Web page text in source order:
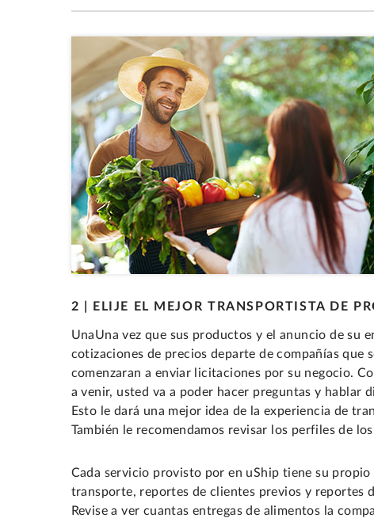
2 | ELIJE EL MEJOR TRANSPORTISTA DE
UnaUna vez que sus productos y el anuncio de su
cotizaciones de precios departe de compañías que
comenzaran a enviar licitaciones por su negocio.
a venir, usted va a poder hacer preguntas y hablar
Esto le dará una mejor idea de la experiencia de
También le recomendamos revisar los perfiles de
Cada servicio provisto por en uShip tiene su
transporte, reportes de clientes previos y reportes
Revise a ver cuantas entregas de alimentos la